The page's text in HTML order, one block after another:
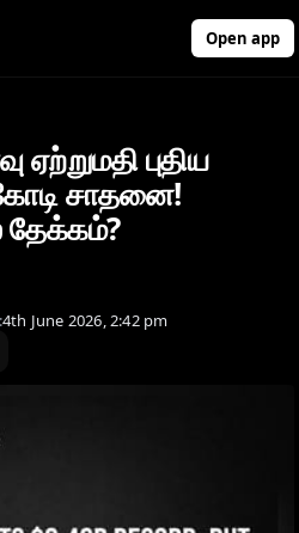
Open app
புதிய
சாதனை!
4th June 2026, 2:42 pm